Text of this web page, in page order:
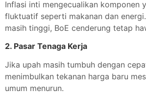
Inflasi inti mengecualikan komponen
fluktuatif seperti makanan dan
masih tinggi, BoE cenderung tetap
2. Pasar Tenaga Kerja
Jika upah masih tumbuh dengan
menimbulkan tekanan harga baru
umum menurun.